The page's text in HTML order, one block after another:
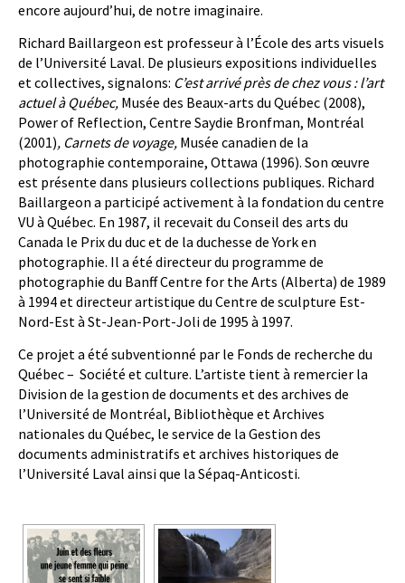
encore aujourd’hui, de notre imaginaire.
Richard Baillargeon est professeur à l’École des arts visuels
de l’Université Laval. De plusieurs expositions individuelles
et collectives, signalons: C’est arrivé près de chez vous : l’art
actuel à Québec, Musée des Beaux-arts du Québec (2008),
Power of Reflection, Centre Saydie Bronfman, Montréal
(2001), Carnets de voyage, Musée canadien de la
photographie contemporaine, Ottawa (1996). Son œuvre
est présente dans plusieurs collections publiques. Richard
Baillargeon a participé activement à la fondation du centre
VU à Québec. En 1987, il recevait du Conseil des arts du
Canada le Prix du duc et de la duchesse de York en
photographie. Il a été directeur du programme de
photographie du Banff Centre for the Arts (Alberta) de 1989
à 1994 et directeur artistique du Centre de sculpture Est-
Nord-Est à St-Jean-Port-Joli de 1995 à 1997.
Ce projet a été subventionné par le Fonds de recherche du
Québec – Société et culture. L’artiste tient à remercier la
Division de la gestion de documents et des archives de
l’Université de Montréal, Bibliothèque et Archives
nationales du Québec, le service de la Gestion des
documents administratifs et archives historiques de
l’Université Laval ainsi que la Sépaq-Anticosti.